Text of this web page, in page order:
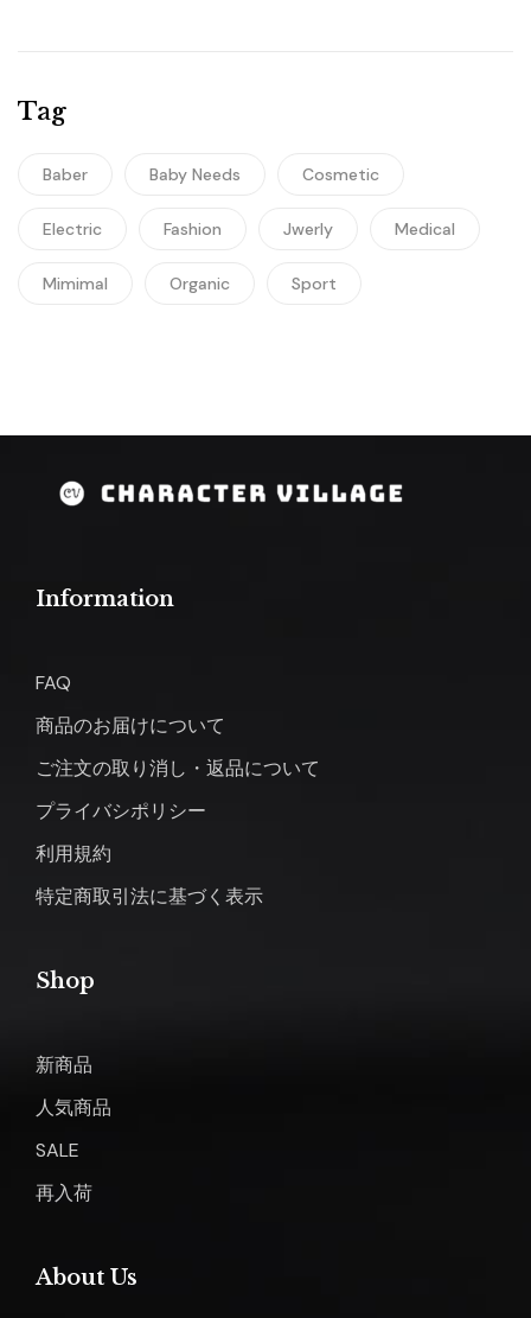
Tag
Baber Baby Needs Cosmetic
Electric Fashion Jwerly Medical
Mimimal Organic Sport
Information
FAQ
商品のお届けについて
ご注文の取り消し・返品について
プライバシポリシー
利用規約
特定商取引法に基づく表示
Shop
新商品
人気商品
SALE
再入荷
About Us